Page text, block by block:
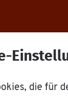
die für
Rat­haus